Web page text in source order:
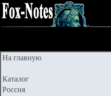
На главную
Каталог
Россия